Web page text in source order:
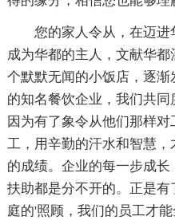
您的家人令从，在迈
成为华都的主人，文献华
个默默无闻的小饭店，逐
的知名餐饮企业，我们共
因为有了象令从他们那样
工，用辛勤的汗水和智慧
的成绩。企业的每一步成
扶助都是分不开的。正是
庭的'照顾，我们的员工才